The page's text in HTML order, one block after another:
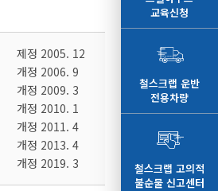
제정 2005. 12
개정 2006. 9
개정 2009. 3
개정 2010. 1
개정 2011. 4
개정 2013. 4
개정 2019. 3
교육신청
철스크랩 운반
전용차량
철스크랩 고의적
불순물 신고센터